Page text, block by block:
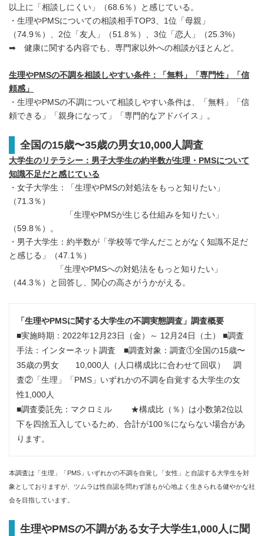
以上に「相談しにくい」（68.6％）と感じている。
・生理やPMSについての相談相手TOP3、1位「母親」
（74.9％）、2位「友人」（51.8％）、3位「恋人」（25.3%）
➡ 健康に関する内容でも、専門家以外への相談がほとんど。
生理やPMSの不調を相談しやすい条件：「無料」「専門性」「信
頼感」
・生理やPMSの不調について相談しやすい条件は、「無料」「信
頼できる」「親身になって」「専門的なアドバイス」。
全国の15歳〜35歳の男女10,000人調査
大学生のリテラシー：男子大学生の約半数が生理・PMSについて
知識不足だと感じている
・女子大学生：「生理やPMSの対処法をもっと知りたい」
（71.3％）
「生理やPMSが生じる仕組みを知りたい」
（59.8％）。
・男子大学生：約半数が「学校等で学んだことがなく知識不足だ
と感じる」（47.1％）
「生理やPMSへの対処法をもっと知りたい」
（44.3％）と回答し、関心の高さがうかがえる。
「生理やPMSに関する大学生の不調実態調査」調査概要
■実施時期：2022年12月23日（金）～ 12月24日（土） ■調査
手法：インターネット調査 ■調査対象：調査①全国の15歳〜
35歳の男女 10,000人（人口構成比に合わせて回収） 調
査②「生理」「PMS」いずれかの不調を自覚する大学生の女
性1,000人
■調査委託先：マクロミル ★構成比（％）は小数第2位以
下を四捨五入しているため、合計が100％にならない場合があ
ります。
本調査は「生理」「PMS」いずれかの不調を自覚し「女性」と自認する大学生を対
象としておりますが、ツムラは性自認を問わず誰もが心地よく生きられる健やかな社
会を目指しています。
生理やPMSの不調がある女子大学生1,000人に聞